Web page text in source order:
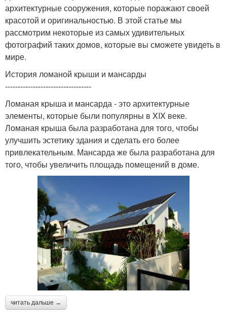
архитектурные сооружения, которые поражают своей
красотой и оригинальностью. В этой статье мы
рассмотрим некоторые из самых удивительных
фотографий таких домов, которые вы сможете увидеть в
мире.
История ломаной крыши и мансарды
----------------------------------
Ломаная крыша и мансарда - это архитектурные
элементы, которые были популярны в XIX веке.
Ломаная крыша была разработана для того, чтобы
улучшить эстетику здания и сделать его более
привлекательным. Мансарда же была разработана для
того, чтобы увеличить площадь помещений в доме.
читать дальше →